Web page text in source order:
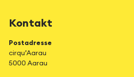
Kontakt
Postadresse
cirqu’Aarau
5000 Aarau